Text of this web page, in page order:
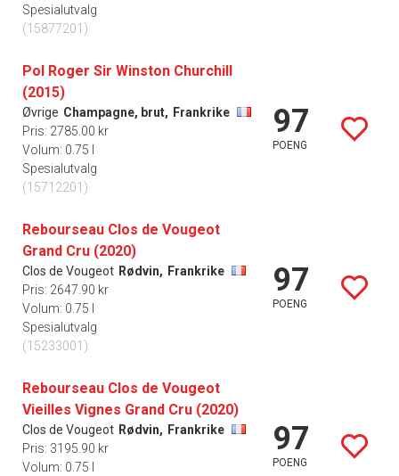
Spesialutvalg
(15877201)
Pol Roger Sir Winston Churchill
(2015)
Øvrige Champagne, brut, Frankrike
Pris: 2785.00 kr
Volum: 0.75 l
Spesialutvalg
(15712201)
97
POENG
Rebourseau Clos de Vougeot
Grand Cru (2020)
Clos de Vougeot Rødvin, Frankrike
Pris: 2647.90 kr
Volum: 0.75 l
Spesialutvalg
(15233001)
97
POENG
Rebourseau Clos de Vougeot
Vieilles Vignes Grand Cru (2020)
Clos de Vougeot Rødvin, Frankrike
Pris: 3195.90 kr
Volum: 0.75 l
97
POENG